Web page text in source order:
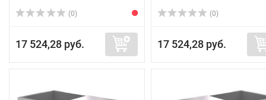
(0)
17 524,28 руб.
(0)
17 524,28 руб.